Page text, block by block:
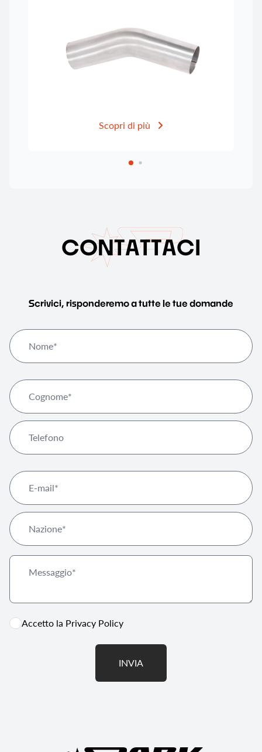
Scopri di più
CONTATTACI
Scrivici, risponderemo a tutte le tue domande
Accetto la Privacy Policy
INVIA